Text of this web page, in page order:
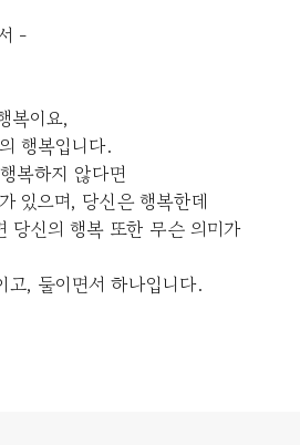
-
복이요,
행복입니다.
복하지 않다면
있으며, 당신은 행복한데
당신의 행복 또한 무슨 의미가
고, 둘이면서 하나입니다.